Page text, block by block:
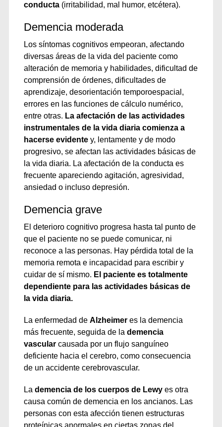
conducta(irritabilidad, mal humor, etcétera).
Demencia moderada
Los síntomas cognitivos empeoran, afectando
diversas áreas de la vida del paciente como
alteración de memoria y habilidades, dificultad de
comprensión de órdenes, dificultades de
aprendizaje, desorientación temporoespacial,
errores en las funciones de cálculo numérico,
entre otras. La afectación de las actividades
instrumentales de la vida diaria comienza a
hacerse evidentey, lentamente y de modo
progresivo, se afectan las actividades básicas de
la vida diaria. La afectación de la conducta es
frecuente apareciendo agitación, agresividad,
ansiedad o incluso depresión.
Demencia grave
El deterioro cognitivo progresa hasta tal punto de
que el paciente no se puede comunicar, ni
reconoce a las personas. Hay pérdida total de la
memoria remota e incapacidad para escribir y
cuidar de sí mismo. El paciente es totalmente
dependiente para las actividades básicas de
la vida diaria.
La enfermedad de Alzheimeres la demencia
más frecuente, seguida de la demencia
vascular causada por un flujo sanguíneo
deficiente hacia el cerebro, como consecuencia
de un accidente cerebrovascular.
La demencia de los cuerpos de Lewyes otra
causa común de demencia en los ancianos. Las
personas con esta afección tienen estructuras